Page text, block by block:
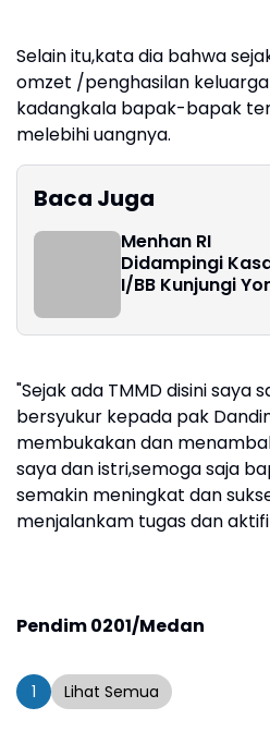
Selain itu,kata dia bahwa
omzet /penghasilan
kadangkala bapak-bapak
melebihi uangnya.
Baca Juga
Menhan RI
Didampingi
I/BB Kunjungi
Fasilitas dan
"Sejak ada TMMD disini saya
bersyukur kepada pak
membukakan dan
saya dan istri,semoga saja
semakin meningkat dan
menjalankam tugas dan
Pendim 0201/Medan
1 Lihat Semua